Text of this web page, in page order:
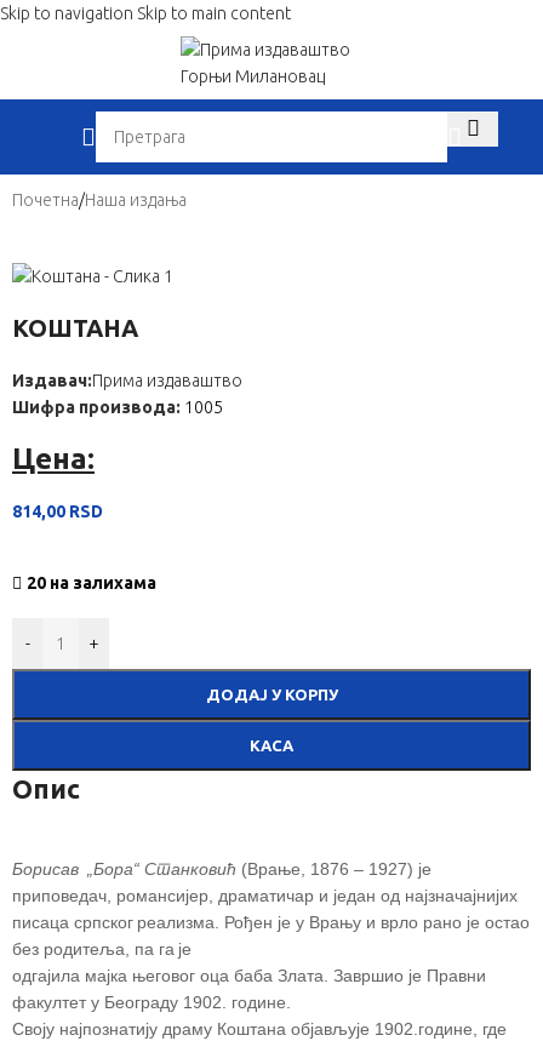
Skip to navigation Skip to main content
When
Почетна/Наша издања
КОШТАНА
Издавач:Прима издаваштво
Шифра производа: 1005
Цена:
814,00 RSD
20 на залихама
- +
ДОДАЈ У КОРПУ
КАСА
Опис
Борисав „Бора“ Станковић (Врање, 1876 – 1927) је
приповедач, романсијер, драматичар и један од најзначајнијих
писаца српског реализма. Рођен је у Врању и врло рано је остао
без родитеља, па га је
одгајила мајка његовог оца баба Злата. Завршио је Правни
факултет у Београду 1902. године.
Своју најпознатију драму Коштана објављује 1902.године, где